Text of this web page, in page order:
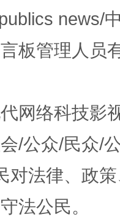
news/
板管理人员
网络科技影
/公众/民众/
对法律、政
法公民。